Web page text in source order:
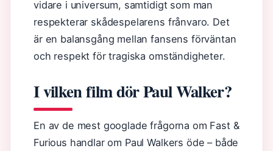
vidare i universum, samtidigt som man
respekterar skådespelarens frånvaro. Det
är en balansgång mellan fansens förväntan
och respekt för tragiska omständigheter.
I vilken film dör Paul Walker?
En av de mest googlade frågorna om Fast &
Furious handlar om Paul Walkers öde – både